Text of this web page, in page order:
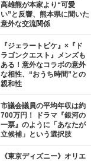
高雄熊が本家より“可愛
い”と反響、熊本県に聞いた
意外な交流関係
『ジェラートピケ』×『ド
ラゴンクエスト』メンズも
ある！意外なコラボの意外
な相性、“おうち時間”との
親和性
市議会議員の平均年収は約
700万円！ ドラマ『銀河の
一票』のように「あなたが
立候補」という選択肢
《東京ディズニー》オリエ